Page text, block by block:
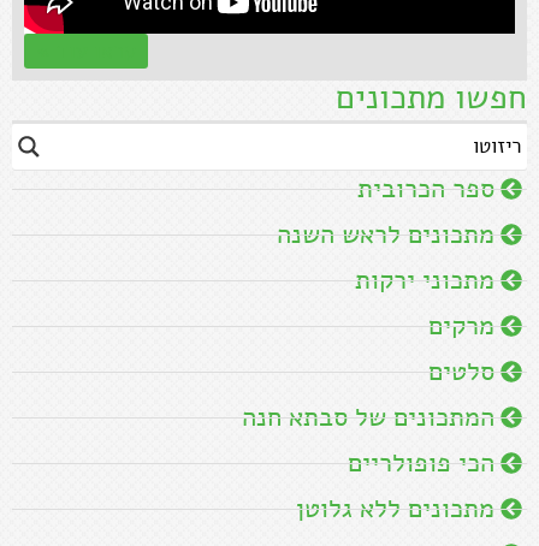
חפשו מתכונים
ספר הכרובית
מתכונים לראש השנה
מתכוני ירקות
מרקים
סלטים
המתכונים של סבתא חנה
הכי פופולריים
מתכונים ללא גלוטן